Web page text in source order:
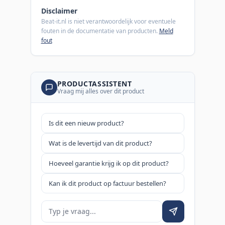
Disclaimer
Beat-it.nl is niet verantwoordelijk voor eventuele
fouten in de documentatie van producten. Meld
fout
PRODUCTASSISTENT
Vraag mij alles over dit product
Is dit een nieuw product?
Wat is de levertijd van dit product?
Hoeveel garantie krijg ik op dit product?
Kan ik dit product op factuur bestellen?
Je vraag